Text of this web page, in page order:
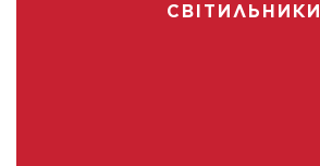
СВІТИЛЬНИКИ